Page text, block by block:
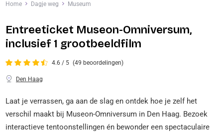
Home Dagje weg Museum
Entreeticket Museon-Omniversum,
inclusief 1 grootbeeldfilm
4.6 / 5 (49 beoordelingen)
Den Haag
Laat je verrassen, ga aan de slag en ontdek hoe je zelf het
verschil maakt bij Museon-Omniversum in Den Haag. Bezoek
interactieve tentoonstellingen én bewonder een spectaculaire